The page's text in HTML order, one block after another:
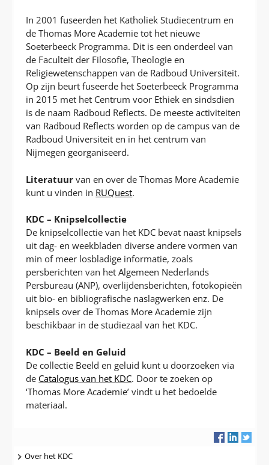
In 2001 fuseerden het Katholiek Studiecentrum en
de Thomas More Academie tot het nieuwe
Soeterbeeck Programma. Dit is een onderdeel van
de Faculteit der Filosofie, Theologie en
Religiewetenschappen van de Radboud Universiteit.
Op zijn beurt fuseerde het Soeterbeeck Programma
in 2015 met het Centrum voor Ethiek en sindsdien
is de naam Radboud Reflects. De meeste activiteiten
van Radboud Reflects worden op de campus van de
Radboud Universiteit en in het centrum van
Nijmegen georganiseerd.
Literatuur van en over de Thomas More Academie
kunt u vinden in RUQuest.
KDC – Knipselcollectie
De knipselcollectie van het KDC bevat naast knipsels
uit dag- en weekbladen diverse andere vormen van
min of meer losbladige informatie, zoals
persberichten van het Algemeen Nederlands
Persbureau (ANP), overlijdensberichten, fotokopieën
uit bio- en bibliografische naslagwerken enz. De
knipsels over de Thomas More Academie zijn
beschikbaar in de studiezaal van het KDC.
KDC – Beeld en Geluid
De collectie Beeld en geluid kunt u doorzoeken via
de Catalogus van het KDC. Door te zoeken op
‘Thomas More Academie’ vindt u het bedoelde
materiaal.
Navigatie
Over het KDC